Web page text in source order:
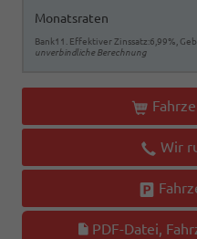
Monatsraten
Bank11. Effektiver Zinssatz:6,99%,
unverbindliche Berechnung
Wir
PDF-Datei,